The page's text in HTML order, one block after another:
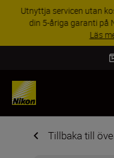
RABATT PÅ
utvalda
Tillbaka till